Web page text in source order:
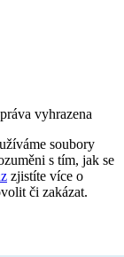
vyhrazena
soubory
s tím, jak se
zjistíte více o
či zakázat.